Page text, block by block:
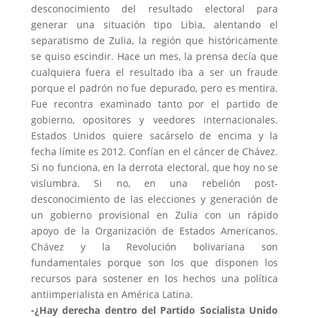
desconocimiento del resultado electoral para
generar una situación tipo Libia, alentando el
separatismo de Zulia, la región que históricamente
se quiso escindir. Hace un mes, la prensa decía que
cualquiera fuera el resultado iba a ser un fraude
porque el padrón no fue depurado, pero es mentira.
Fue recontra examinado tanto por el partido de
gobierno, opositores y veedores internacionales.
Estados Unidos quiere sacárselo de encima y la
fecha límite es 2012. Confían en el cáncer de Chávez.
Si no funciona, en la derrota electoral, que hoy no se
vislumbra. Si no, en una rebelión post-
desconocimiento de las elecciones y generación de
un gobierno provisional en Zulia con un rápido
apoyo de la Organización de Estados Americanos.
Chávez y la Revolución bolivariana son
fundamentales porque son los que disponen los
recursos para sostener en los hechos una política
antiimperialista en América Latina.
-¿Hay derecha dentro del Partido Socialista Unido